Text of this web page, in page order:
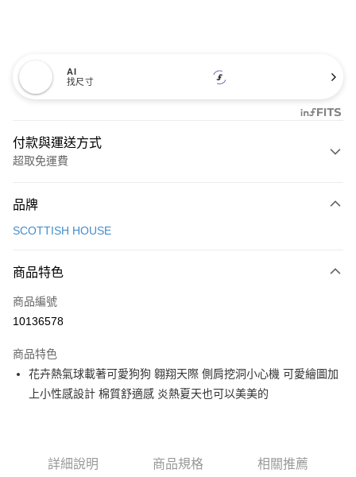
AI
找尺寸
付款與運送方式
超取免運費
信用卡一次付款
LINE Pay
Apple Pay
悠遊付
大哥付你分期
2.付款方式選擇「大哥付你分期」，訂單成立後會自動跳轉到大哥付的交易
流程，驗證手機門號後，選擇欲分期的期數、繳款截止日，確認付款後即完
相關說明
品牌
SCOTTISH HOUSE
商品特色
商品編號
10136578
商品特色
花卉熱氣球載著可愛狗狗 翱翔天際 側肩挖洞小心機 可愛繪圖加
上小性感設計 棉質舒適感 炎熱夏天也可以美美的
詳細說明 商品規格 相關推薦